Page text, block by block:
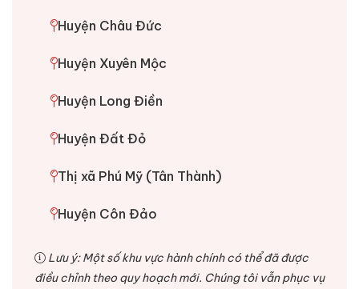
Huyện Châu Đức
Huyện Xuyên Mộc
Huyện Long Điền
Huyện Đất Đỏ
Thị xã Phú Mỹ (Tân Thành)
Huyện Côn Đảo
Lưu ý: Một số khu vực hành chính có thể đã được
điều chỉnh theo quy hoạch mới. Chúng tôi vẫn phục vụ